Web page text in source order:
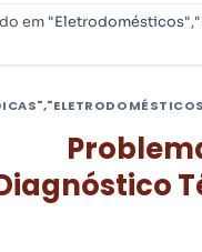
em "Eletrodomésticos",
,